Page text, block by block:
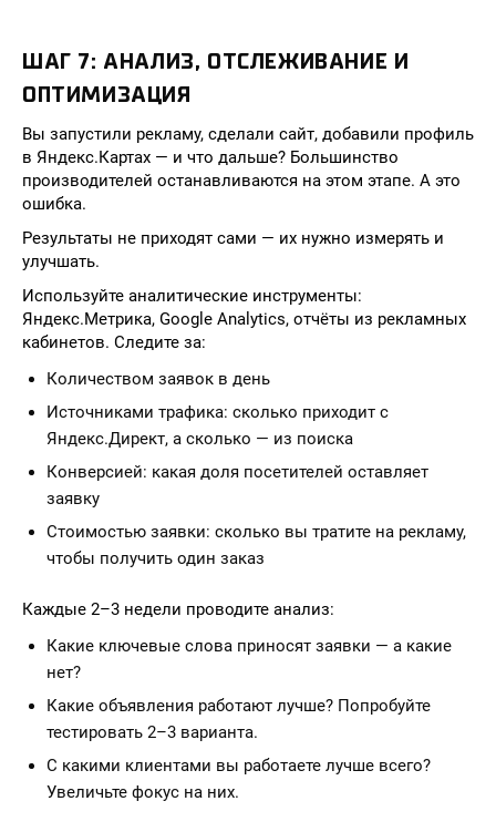
ШАГ 7: АНАЛИЗ, ОТСЛЕЖИВАНИЕ И
ОПТИМИЗАЦИЯ
Вы запустили рекламу, сделали сайт, добавили профиль
в Яндекс.Картах — и что дальше? Большинство
производителей останавливаются на этом этапе. А это
ошибка.
Результаты не приходят сами — их нужно измерять и
улучшать.
Используйте аналитические инструменты:
Яндекс.Метрика, Google Analytics, отчёты из рекламных
кабинетов. Следите за:
Количеством заявок в день
Источниками трафика: сколько приходит с
Яндекс.Директ, а сколько — из поиска
Конверсией: какая доля посетителей оставляет
заявку
Стоимостью заявки: сколько вы тратите на рекламу,
чтобы получить один заказ
Каждые 2–3 недели проводите анализ:
Какие ключевые слова приносят заявки — а какие
нет?
Какие объявления работают лучше? Попробуйте
тестировать 2–3 варианта.
С какими клиентами вы работаете лучше всего?
Увеличьте фокус на них.